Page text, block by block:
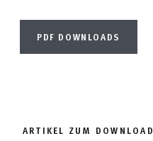
PDF DOWNLOADS
ARTIKEL ZUM DOWNLOAD